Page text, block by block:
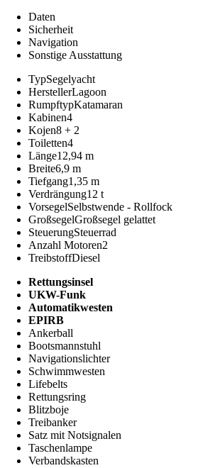
Daten
Sicherheit
Navigation
Sonstige Ausstattung
TypSegelyacht
HerstellerLagoon
RumpftypKatamaran
Kabinen4
Kojen8 + 2
Toiletten4
Länge12,94 m
Breite6,9 m
Tiefgang1,35 m
Verdrängung12 t
VorsegelSelbstwende - Rollfock
GroßsegelGroßsegel gelattet
SteuerungSteuerrad
Anzahl Motoren2
TreibstoffDiesel
Rettungsinsel
UKW-Funk
Automatikwesten
EPIRB
Ankerball
Bootsmannstuhl
Navigationslichter
Schwimmwesten
Lifebelts
Rettungsring
Blitzboje
Treibanker
Satz mit Notsignalen
Taschenlampe
Verbandskasten